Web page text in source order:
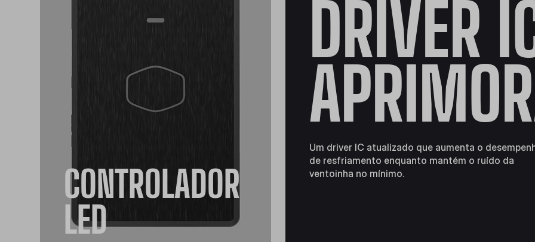
CONTROLADOR
LED
DRIVER
Um driver IC atualizado que aumenta o
de resfriamento enquanto mantém o ruído da
ventoinha no mínimo.